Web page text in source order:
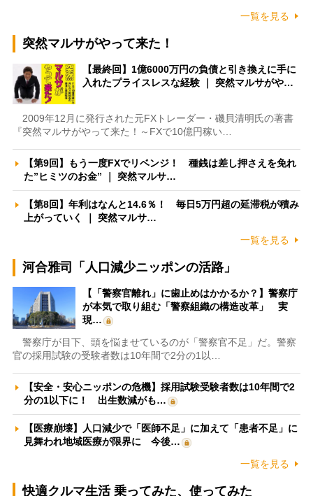
一覧を見る
突然マルサがやって来た！
【最終回】1億6000万円の負債と引き換えに手に
入れたプライスレスな経験 ｜ 突然マルサがや…
2009年12月に発行された元FXトレーダー・磯貝清明氏の著書
『突然マルサがやって来た！～FXで10億円稼い…
【第9回】もう一度FXでリベンジ！ 種銭は差し押さえを免れ
た”ヒミツのお金” ｜ 突然マルサ…
【第8回】年利はなんと14.6％！ 毎日5万円超の延滞税が積み
上がっていく ｜ 突然マルサ…
一覧を見る
河合雅司「人口減少ニッポンの活路」
【「警察官離れ」に歯止めはかかるか？】警察庁
が本気で取り組む「警察組織の構造改革」 実
現…
警察庁が目下、頭を悩ませているのが「警察官不足」だ。警察
官の採用試験の受験者数は10年間で2分の1以…
【安全・安心ニッポンの危機】採用試験受験者数は10年間で2
分の1以下に！ 出生数減がも…
【医療崩壊】人口減少で「医師不足」に加えて「患者不足」に
見舞われ地域医療が限界に 今後…
一覧を見る
快適クルマ生活 乗ってみた、使ってみた